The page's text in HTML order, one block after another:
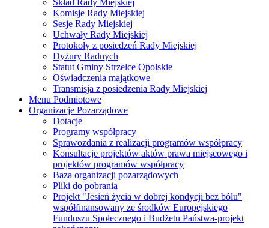
Skład Rady Miejskiej
Komisje Rady Miejskiej
Sesje Rady Miejskiej
Uchwały Rady Miejskiej
Protokoły z posiedzeń Rady Miejskiej
Dyżury Radnych
Statut Gminy Strzelce Opolskie
Oświadczenia majątkowe
Transmisja z posiedzenia Rady Miejskiej
Menu Podmiotowe
Organizacje Pozarządowe
Dotacje
Programy współpracy
Sprawozdania z realizacji programów współpracy
Konsultacje projektów aktów prawa miejscowego i
projektów programów współpracy
Baza organizacji pozarządowych
Pliki do pobrania
Projekt "Jesień życia w dobrej kondycji bez bólu"
współfinansowany ze środków Europejskiego
Funduszu Społecznego i Budżetu Państwa-projekt